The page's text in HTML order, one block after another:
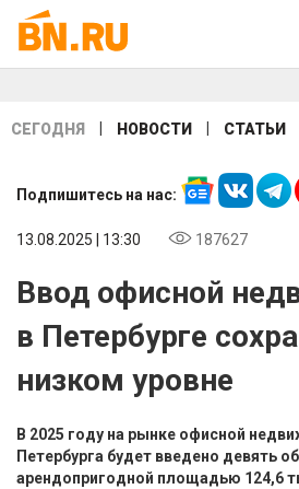
СЕГОДНЯ НОВОСТИ СТАТЬИ
Подпишитесь на нас:
13.08.2025 | 13:30 187627
Ввод офисной
в Петербурге
низком уровне
В 2025 году на рынке офисной
Петербурга будет введено девять
арендопригодной площадью 124,6